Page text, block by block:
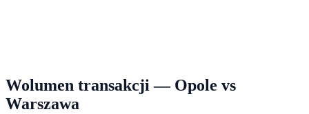
Wolumen transakcji — Opole vs
Warszawa